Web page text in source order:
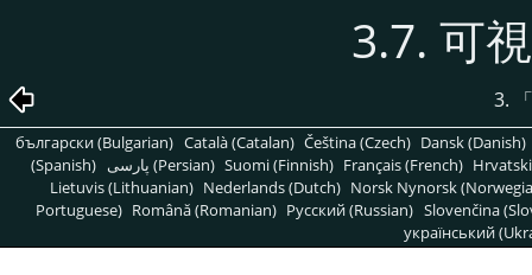
3.7. 可
3. 「
български (Bulgarian) Català (Catalan) Čeština (Czech) Dansk (Danish)
(Spanish)
پارسی (Persian) Suomi (Finnish) Français (French)
Lietuvis (Lithuanian) Nederlands (Dutch) Norsk Nynorsk
Portuguese) Română (Romanian) Pусский (Russian) Slovenčina
український